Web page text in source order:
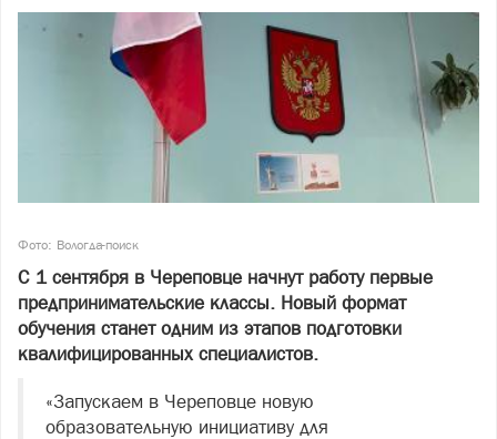
Фото: Вологда-поиск
С 1 сентября в Череповце начнут работу первые
предпринимательские классы. Новый формат
обучения станет одним из этапов подготовки
квалифицированных специалистов.
«Запускаем в Череповце новую
образовательную инициативу для